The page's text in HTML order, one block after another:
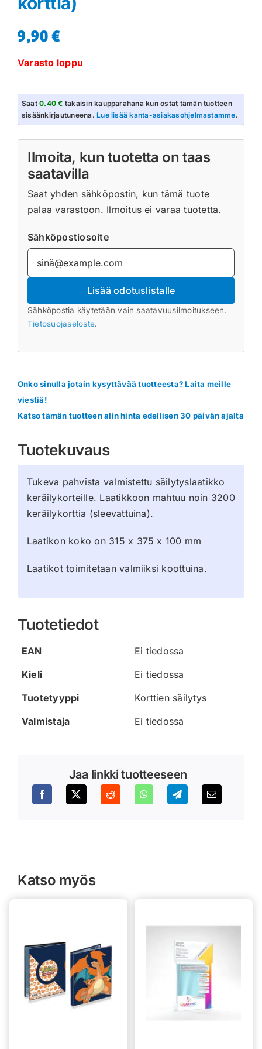
9,90€
Varasto loppu
Saat0.40 € takaisin kaupparahana kun ostat tämän tuotteen
sisäänkirjautuneena.Lue lisää kanta-asiakasohjelmastamme.
Ilmoita, kun tuotetta on taas
saatavilla
Saat yhden sähköpostin, kun tämä tuote
palaa varastoon. Ilmoitus ei varaa tuotetta.
Sähköpostiosoite
Lisää odotuslistalle
Sähköpostia käytetään vain saatavuusilmoitukseen.
Tietosuojaseloste.
Onko sinulla jotain kysyttävää tuotteesta? Laita meille
viestiä!
Katso tämän tuotteen alin hinta edellisen 30 päivän ajalta
Tuotekuvaus
Tukeva pahvista valmistettu säilytyslaatikko
keräilykorteille. Laatikkoon mahtuu noin 3200
keräilykorttia (sleevattuina).
Laatikon koko on 315 x 375 x 100 mm
Laatikot toimitetaan valmiiksi koottuina.
Tuotetiedot
EAN
Ei tiedossa
Kieli
Ei tiedossa
Tuotetyyppi
Korttien säilytys
Valmistaja
Ei tiedossa
Jaa linkki tuotteeseen
Katso myös